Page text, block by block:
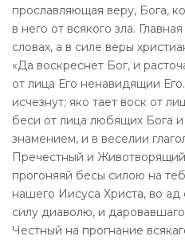
прославляющая веру, Бога,
в него от всякого зла.
словах, а в силе веры
«Да воскреснет Бог, и
от лица Его ненавидящии
исчезнут; яко тает воск от
беси от лица любящих Бога
знамением, и в веселии
Пречестный и
прогоняяй бесы силою на
нашего Иисуса Христа, во
силу диаволю, и
Честный на прогнание